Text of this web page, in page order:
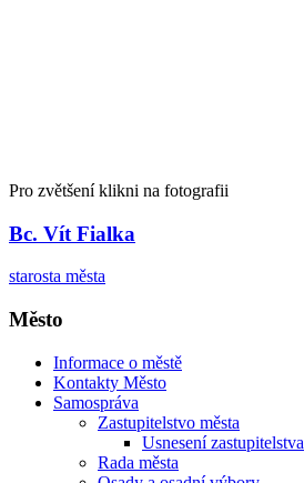
Pro zvětšení klikni na fotografii
Bc. Vít Fialka
starosta města
Město
Informace o městě
Kontakty Město
Samospráva
Zastupitelstvo města
Usnesení zastupitelstva
Rada města